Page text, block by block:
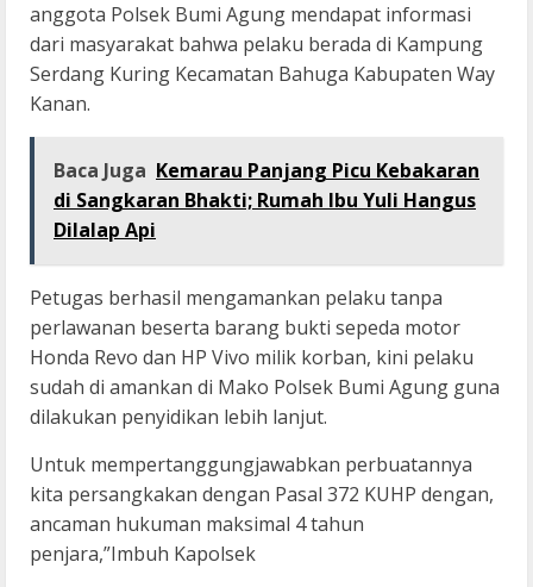
anggota Polsek Bumi Agung mendapat informasi
dari masyarakat bahwa pelaku berada di Kampung
Serdang Kuring Kecamatan Bahuga Kabupaten Way
Kanan.
Baca Juga Kemarau Panjang Picu Kebakaran
di Sangkaran Bhakti; Rumah Ibu Yuli Hangus
Dilalap Api
Petugas berhasil mengamankan pelaku tanpa
perlawanan beserta barang bukti sepeda motor
Honda Revo dan HP Vivo milik korban, kini pelaku
sudah di amankan di Mako Polsek Bumi Agung guna
dilakukan penyidikan lebih lanjut.
Untuk mempertanggungjawabkan perbuatannya
kita persangkakan dengan Pasal 372 KUHP dengan,
ancaman hukuman maksimal 4 tahun
penjara,”Imbuh Kapolsek